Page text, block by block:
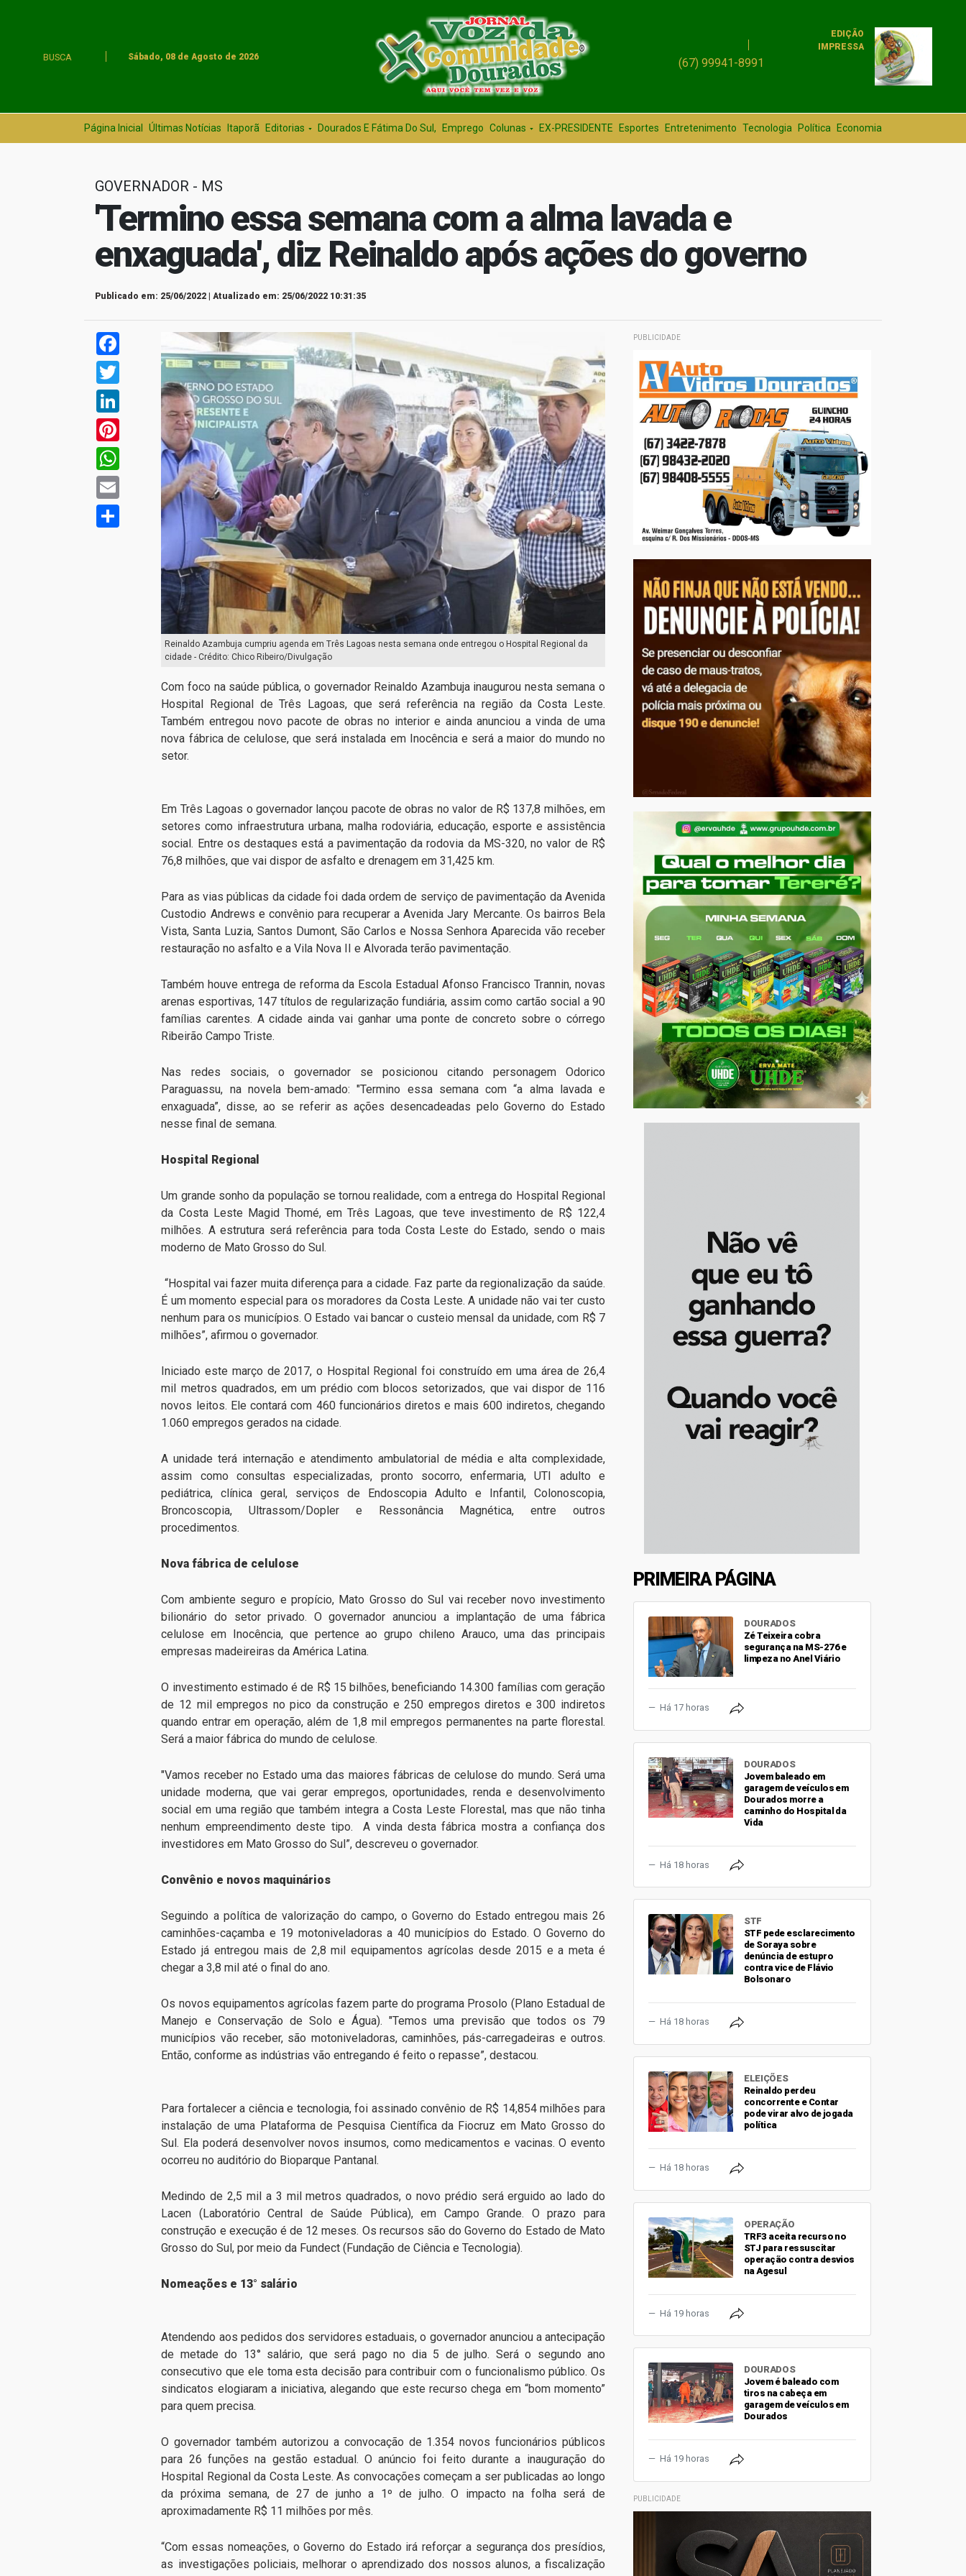
BUSCA Sábado, 08 de Agosto de 2026 (67) 99941-8991
EDIÇÃO
IMPRESSA
Página Inicial Últimas Notícias Itaporã Editorias Dourados E Fátima Do Sul, Emprego Colunas EX-PRESIDENTE Esportes Entretenimento Tecnologia Política Economia
GOVERNADOR - MS
'Termino essa semana com a alma lavada e
enxaguada', diz Reinaldo após ações do governo
Publicado em: 25/06/2022 | Atualizado em: 25/06/2022 10:31:35
LinkedIn
WhatsApp
Compartilhar
Reinaldo Azambuja cumpriu agenda em Três Lagoas nesta semana onde entregou o Hospital Regional da
cidade - Crédito: Chico Ribeiro/Divulgação
Com foco na saúde pública, o governador Reinaldo Azambuja inaugurou nesta semana o
Hospital Regional de Três Lagoas, que será referência na região da Costa Leste.
Também entregou novo pacote de obras no interior e ainda anunciou a vinda de uma
nova fábrica de celulose, que será instalada em Inocência e será a maior do mundo no
setor.
Em Três Lagoas o governador lançou pacote de obras no valor de R$ 137,8 milhões, em
setores como infraestrutura urbana, malha rodoviária, educação, esporte e assistência
social. Entre os destaques está a pavimentação da rodovia da MS-320, no valor de R$
76,8 milhões, que vai dispor de asfalto e drenagem em 31,425 km.
Para as vias públicas da cidade foi dada ordem de serviço de pavimentação da Avenida
Custodio Andrews e convênio para recuperar a Avenida Jary Mercante. Os bairros Bela
Vista, Santa Luzia, Santos Dumont, São Carlos e Nossa Senhora Aparecida vão receber
restauração no asfalto e a Vila Nova II e Alvorada terão pavimentação.
Também houve entrega de reforma da Escola Estadual Afonso Francisco Trannin, novas
arenas esportivas, 147 títulos de regularização fundiária, assim como cartão social a 90
famílias carentes. A cidade ainda vai ganhar uma ponte de concreto sobre o córrego
Ribeirão Campo Triste.
Nas redes sociais, o governador se posicionou citando personagem Odorico
Paraguassu, na novela bem-amado: "Termino essa semana com “a alma lavada e
enxaguada”, disse, ao se referir as ações desencadeadas pelo Governo do Estado
nesse final de semana.
Hospital Regional
Um grande sonho da população se tornou realidade, com a entrega do Hospital Regional
da Costa Leste Magid Thomé, em Três Lagoas, que teve investimento de R$ 122,4
milhões. A estrutura será referência para toda Costa Leste do Estado, sendo o mais
moderno de Mato Grosso do Sul.
“Hospital vai fazer muita diferença para a cidade. Faz parte da regionalização da saúde.
É um momento especial para os moradores da Costa Leste. A unidade não vai ter custo
nenhum para os municípios. O Estado vai bancar o custeio mensal da unidade, com R$ 7
milhões”, afirmou o governador.
Iniciado este março de 2017, o Hospital Regional foi construído em uma área de 26,4
mil metros quadrados, em um prédio com blocos setorizados, que vai dispor de 116
novos leitos. Ele contará com 460 funcionários diretos e mais 600 indiretos, chegando
1.060 empregos gerados na cidade.
A unidade terá internação e atendimento ambulatorial de média e alta complexidade,
assim como consultas especializadas, pronto socorro, enfermaria, UTI adulto e
pediátrica, clínica geral, serviços de Endoscopia Adulto e Infantil, Colonoscopia,
Broncoscopia, Ultrassom/Dopler e Ressonância Magnética, entre outros
procedimentos.
Nova fábrica de celulose
Com ambiente seguro e propício, Mato Grosso do Sul vai receber novo investimento
bilionário do setor privado. O governador anunciou a implantação de uma fábrica
celulose em Inocência, que pertence ao grupo chileno Arauco, uma das principais
empresas madeireiras da América Latina.
O investimento estimado é de R$ 15 bilhões, beneficiando 14.300 famílias com geração
de 12 mil empregos no pico da construção e 250 empregos diretos e 300 indiretos
quando entrar em operação, além de 1,8 mil empregos permanentes na parte florestal.
Será a maior fábrica do mundo de celulose.
"Vamos receber no Estado uma das maiores fábricas de celulose do mundo. Será uma
unidade moderna, que vai gerar empregos, oportunidades, renda e desenvolvimento
social em uma região que também integra a Costa Leste Florestal, mas que não tinha
nenhum empreendimento deste tipo. A vinda desta fábrica mostra a confiança dos
investidores em Mato Grosso do Sul”, descreveu o governador.
Convênio e novos maquinários
Seguindo a política de valorização do campo, o Governo do Estado entregou mais 26
caminhões-caçamba e 19 motoniveladoras a 40 municípios do Estado. O Governo do
Estado já entregou mais de 2,8 mil equipamentos agrícolas desde 2015 e a meta é
chegar a 3,8 mil até o final do ano.
Os novos equipamentos agrícolas fazem parte do programa Prosolo (Plano Estadual de
Manejo e Conservação de Solo e Água). "Temos uma previsão que todos os 79
municípios vão receber, são motoniveladoras, caminhões, pás-carregadeiras e outros.
Então, conforme as indústrias vão entregando é feito o repasse”, destacou.
Para fortalecer a ciência e tecnologia, foi assinado convênio de R$ 14,854 milhões para
instalação de uma Plataforma de Pesquisa Científica da Fiocruz em Mato Grosso do
Sul. Ela poderá desenvolver novos insumos, como medicamentos e vacinas. O evento
ocorreu no auditório do Bioparque Pantanal.
Medindo de 2,5 mil a 3 mil metros quadrados, o novo prédio será erguido ao lado do
Lacen (Laboratório Central de Saúde Pública), em Campo Grande. O prazo para
construção e execução é de 12 meses. Os recursos são do Governo do Estado de Mato
Grosso do Sul, por meio da Fundect (Fundação de Ciência e Tecnologia).
Nomeações e 13° salário
Atendendo aos pedidos dos servidores estaduais, o governador anunciou a antecipação
de metade do 13° salário, que será pago no dia 5 de julho. Será o segundo ano
consecutivo que ele toma esta decisão para contribuir com o funcionalismo público. Os
sindicatos elogiaram a iniciativa, alegando que este recurso chega em “bom momento”
para quem precisa.
O governador também autorizou a convocação de 1.354 novos funcionários públicos
para 26 funções na gestão estadual. O anúncio foi feito durante a inauguração do
Hospital Regional da Costa Leste. As convocações começam a ser publicadas ao longo
da próxima semana, de 27 de junho a 1º de julho. O impacto na folha será de
aproximadamente R$ 11 milhões por mês.
“Com essas nomeações, o Governo do Estado irá reforçar a segurança dos presídios,
as investigações policiais, melhorar o aprendizado dos nossos alunos, a fiscalização
PUBLICIDADE
PRIMEIRA PÁGINA
DOURADOS
Zé Teixeira cobra
segurança na MS-276 e
limpeza no Anel Viário
Há 17 horas
DOURADOS
Jovem baleado em
garagem de veículos em
Dourados morre a
caminho do Hospital da
Vida
Há 18 horas
STF
STF pede esclarecimento
de Soraya sobre
denúncia de estupro
contra vice de Flávio
Bolsonaro
Há 18 horas
ELEIÇÕES
Reinaldo perdeu
concorrente e Contar
pode virar alvo de jogada
política
Há 18 horas
OPERAÇÃO
TRF3 aceita recurso no
STJ para ressuscitar
operação contra desvios
na Agesul
Há 19 horas
DOURADOS
Jovem é baleado com
tiros na cabeça em
garagem de veículos em
Dourados
Há 19 horas
PUBLICIDADE